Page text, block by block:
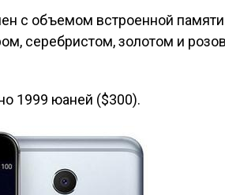
с объемом встроенной
серебристом, золотом и
1999 юаней ($300).